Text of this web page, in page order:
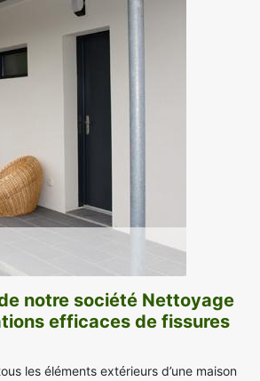
notre société Nettoyage
efficaces de fissures
les éléments extérieurs d’une maison